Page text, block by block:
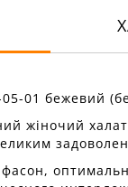
01 бежевий
жіночий